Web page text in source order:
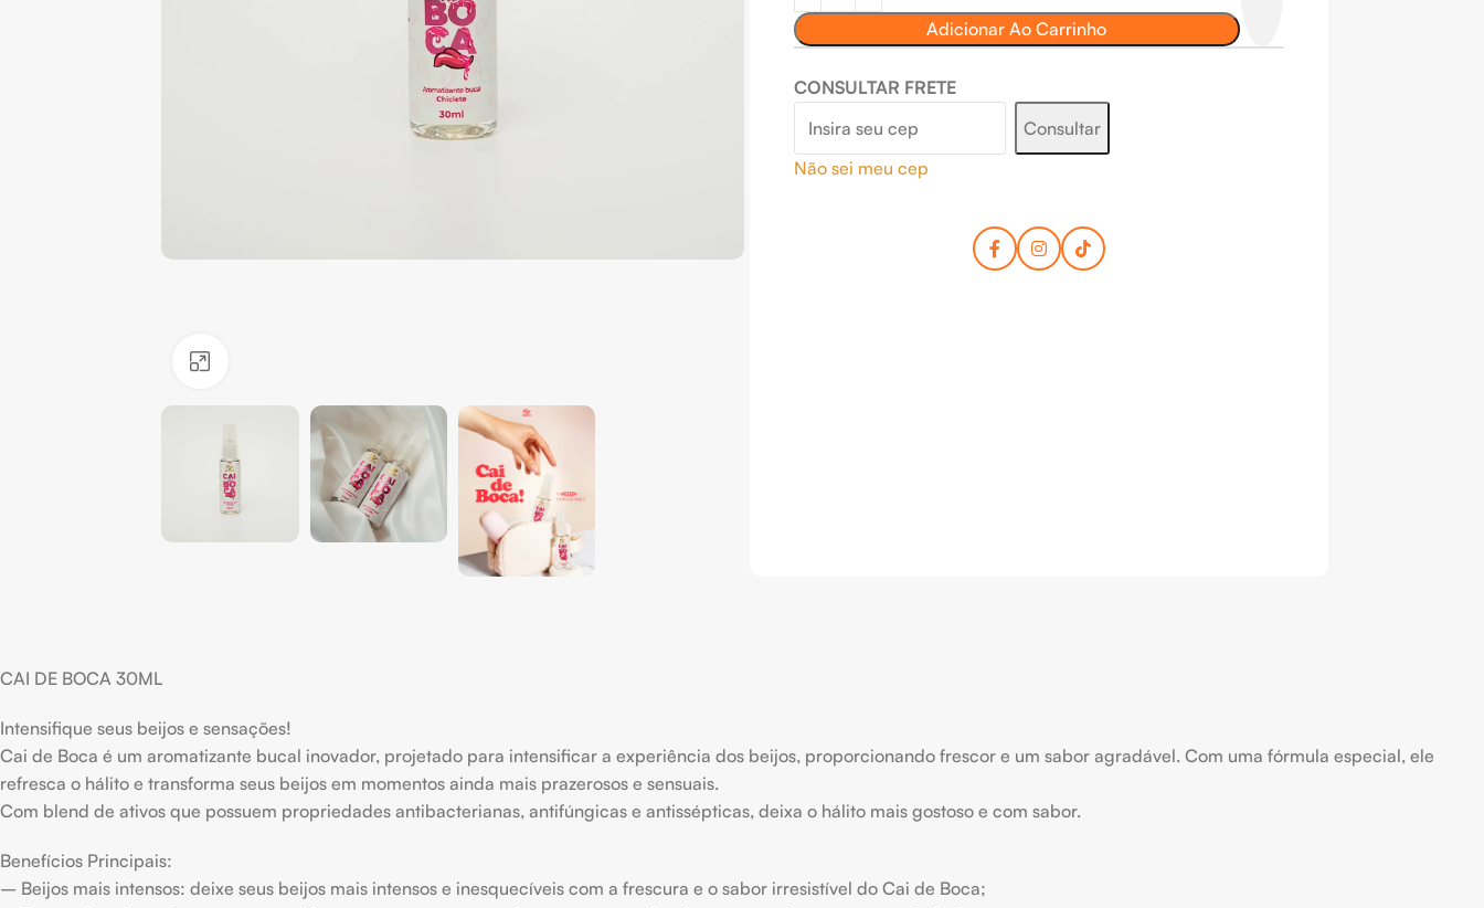
Adicionar Ao Carrinho
CONSULTAR FRETE
Consultar
Não sei meu cep
CAI DE BOCA 30ML
Intensifique seus beijos e sensações!
Cai de Boca é um aromatizante bucal inovador, projetado para intensificar a experiência dos beijos, proporcionando frescor e um sabor agradável. Com uma fórmula especial, ele
refresca o hálito e transforma seus beijos em momentos ainda mais prazerosos e sensuais.
Com blend de ativos que possuem propriedades antibacterianas, antifúngicas e antissépticas, deixa o hálito mais gostoso e com sabor.
Benefícios Principais:
– Beijos mais intensos: deixe seus beijos mais intensos e inesquecíveis com a frescura e o sabor irresistível do Cai de Boca;